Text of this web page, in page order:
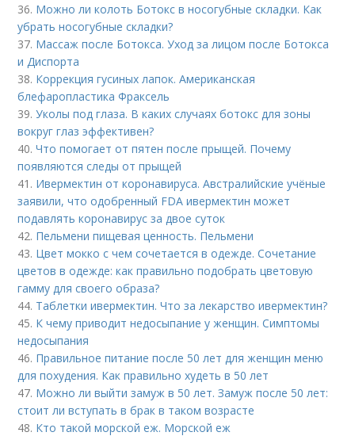
36. Можно ли колоть Ботокс в носогубные складки. Как
убрать носогубные складки?
37. Массаж после Ботокса. Уход за лицом после Ботокса
и Диспорта
38. Коррекция гусиных лапок. Американская
блефаропластика Фраксель
39.Уколы под глаза. В каких случаях ботокс для зоны
вокруг глаз эффективен?
40.Что помогает от пятен после прыщей. Почему
появляются следы от прыщей
41. Ивермектин от коронавируса. Австралийские учёные
заявили, что одобренный FDA ивермектин может
подавлять коронавирус за двое суток
42. Пельмени пищевая ценность. Пельмени
43. Цвет мокко с чем сочетается в одежде. Сочетание
цветов в одежде: как правильно подобрать цветовую
гамму для своего образа?
44. Таблетки ивермектин. Что за лекарство ивермектин?
45. К чему приводит недосыпание у женщин. Симптомы
недосыпания
46. Правильное питание после 50 лет для женщин меню
для похудения. Как правильно худеть в 50 лет
47. Можно ли выйти замуж в 50 лет. Замуж после 50 лет:
стоит ли вступать в брак в таком возрасте
48. Кто такой морской еж. Морской еж